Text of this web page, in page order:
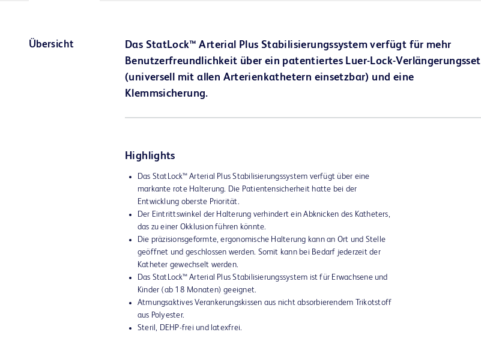
Übersicht
Das StatLock™ Arterial Plus Stabilisierungssystem verfügt für mehr
Benutzerfreundlichkeit über ein patentiertes Luer-Lock-Verlängerungsset
(universell mit allen Arterienkathetern einsetzbar) und eine
Klemmsicherung.
Highlights
Das StatLock™ Arterial Plus Stabilisierungssystem verfügt über eine
markante rote Halterung. Die Patientensicherheit hatte bei der
Entwicklung oberste Priorität.
Der Eintrittswinkel der Halterung verhindert ein Abknicken des Katheters,
das zu einer Okklusion führen könnte.
Die präzisionsgeformte, ergonomische Halterung kann an Ort und Stelle
geöffnet und geschlossen werden. Somit kann bei Bedarf jederzeit der
Katheter gewechselt werden.
Das StatLock™ Arterial Plus Stabilisierungssystem ist für Erwachsene und
Kinder (ab 18 Monaten) geeignet.
Atmungsaktives Verankerungskissen aus nicht absorbierendem Trikotstoff
aus Polyester.
Steril, DEHP-frei und latexfrei.